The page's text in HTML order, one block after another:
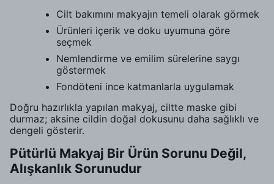
Cilt bakımını makyajın temeli olarak görmek
Ürünleri içerik ve doku uyumuna göre
seçmek
Nemlendirme ve emilim sürelerine saygı
göstermek
Fondöteni ince katmanlarla uygulamak
Doğru hazırlıkla yapılan makyaj, ciltte maske gibi
durmaz; aksine cildin doğal dokusunu daha sağlıklı ve
dengeli gösterir.
Pütürlü Makyaj Bir Ürün Sorunu Değil,
Alışkanlık Sorunudur